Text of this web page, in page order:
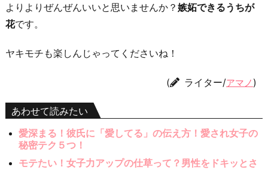
よりよりぜんぜんいいと思いませんか？ 嫉妬できるうちが
花です。
ヤキモチも楽しんじゃってくださいね！
( ライター/アマノ )
あわせて読みたい
愛深まる！彼氏に「愛してる」の伝え方！愛され女子の
秘密テク５つ！
モテたい！女子力アップの仕草って？男性をドキッとさ